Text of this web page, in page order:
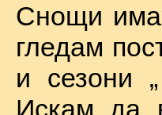
Снощи
гледам
и сезони
Искам да